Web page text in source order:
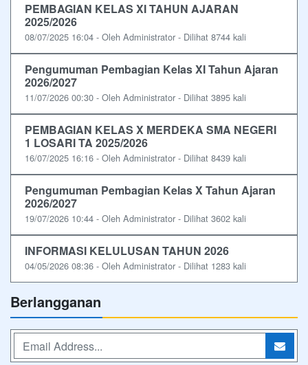
PEMBAGIAN KELAS XI TAHUN AJARAN
2025/2026
08/07/2025 16:04 - Oleh Administrator - Dilihat 8744 kali
Pengumuman Pembagian Kelas XI Tahun Ajaran
2026/2027
11/07/2026 00:30 - Oleh Administrator - Dilihat 3895 kali
PEMBAGIAN KELAS X MERDEKA SMA NEGERI
1 LOSARI TA 2025/2026
16/07/2025 16:16 - Oleh Administrator - Dilihat 8439 kali
Pengumuman Pembagian Kelas X Tahun Ajaran
2026/2027
19/07/2026 10:44 - Oleh Administrator - Dilihat 3602 kali
INFORMASI KELULUSAN TAHUN 2026
04/05/2026 08:36 - Oleh Administrator - Dilihat 1283 kali
Berlangganan